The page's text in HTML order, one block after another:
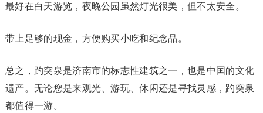
最好在白天游览，夜晚公园虽然灯光很美，但不太安全。
带上足够的现金，方便购买小吃和纪念品。
总之，趵突泉是济南市的标志性建筑之一，也是中国的文化
遗产。无论您是来观光、游玩、休闲还是寻找灵感，趵突泉
都值得一游。